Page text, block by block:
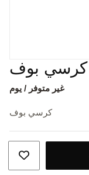
كرسي بوف
غير متوفر / يوم
كرسي بوف